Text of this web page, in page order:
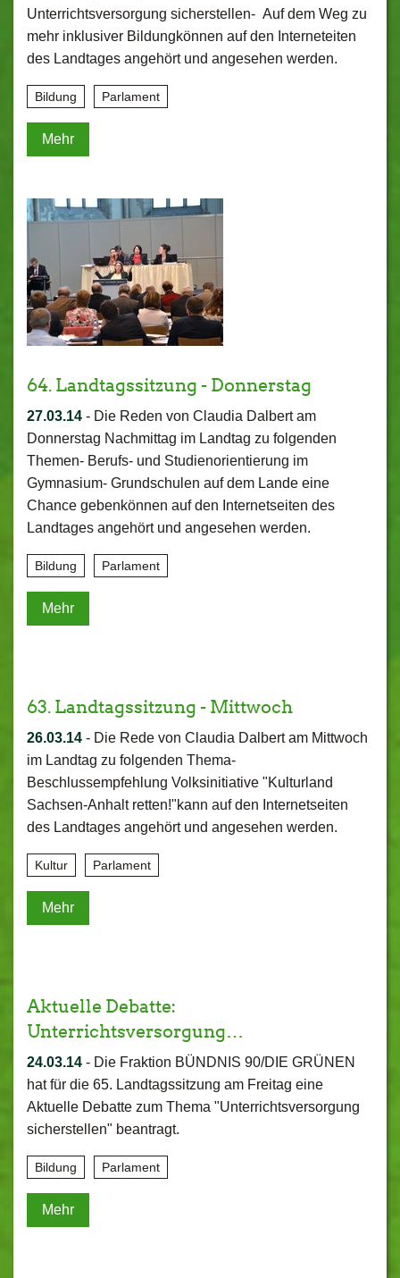
Unterrichtsversorgung sicherstellen- Auf dem Weg zu
mehr inklusiver Bildungkönnen auf den Interneteiten
des Landtages angehört und angesehen werden.
Bildung Parlament
Mehr
64. Landtagssitzung - Donnerstag
27.03.14 - Die Reden von Claudia Dalbert am
Donnerstag Nachmittag im Landtag zu folgenden
Themen- Berufs- und Studienorientierung im
Gymnasium- Grundschulen auf dem Lande eine
Chance gebenkönnen auf den Internetseiten des
Landtages angehört und angesehen werden.
Bildung Parlament
Mehr
63. Landtagssitzung - Mittwoch
26.03.14 - Die Rede von Claudia Dalbert am Mittwoch
im Landtag zu folgenden Thema-
Beschlussempfehlung Volksinitiative "Kulturland
Sachsen-Anhalt retten!"kann auf den Internetseiten
des Landtages angehört und angesehen werden.
Kultur Parlament
Mehr
Aktuelle Debatte:
Unterrichtsversorgung…
24.03.14 - Die Fraktion BÜNDNIS 90/DIE GRÜNEN
hat für die 65. Landtagssitzung am Freitag eine
Aktuelle Debatte zum Thema "Unterrichtsversorgung
sicherstellen" beantragt.
Bildung Parlament
Mehr